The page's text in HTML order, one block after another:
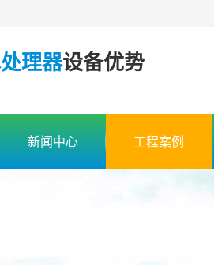
理器设备优势
新闻中心 工程案例